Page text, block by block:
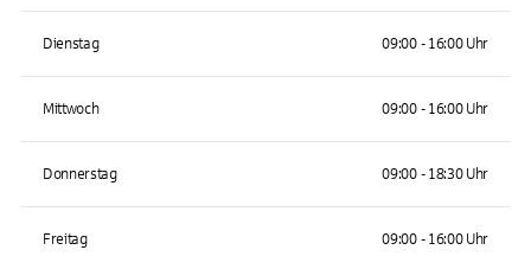
Dienstag 09:00 - 16:00 Uhr
Mittwoch 09:00 - 16:00 Uhr
Donnerstag 09:00 - 18:30 Uhr
Freitag 09:00 - 16:00 Uhr